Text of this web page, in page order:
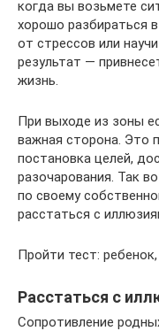
когда вы возьмете
хорошо разбираться
от стрессов или
результат —
жизнь.
При выходе из зоны
важная сторона. Это
постановка целей,
разочарования. Так
по своему
расстаться с
Пройти тест:
Расстаться с
Сопротивление